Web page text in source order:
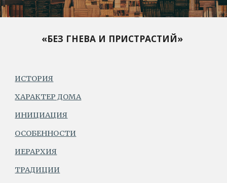
«БЕЗ ГНЕВА И ПРИСТРАСТИЙ»
ИСТОРИЯ
ХАРАКТЕР ДОМА
ИНИЦИАЦИЯ
ОСОБЕННОСТИ
ИЕРАРХИЯ
ТРАДИЦИИ